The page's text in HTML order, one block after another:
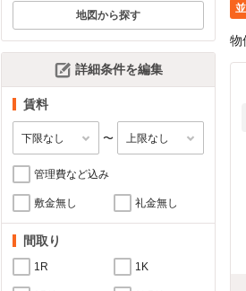
地図から探す
詳細条件を編集
賃料
〜
管理費など込み
敷金無し 礼金無し
間取り
1R 1K
物